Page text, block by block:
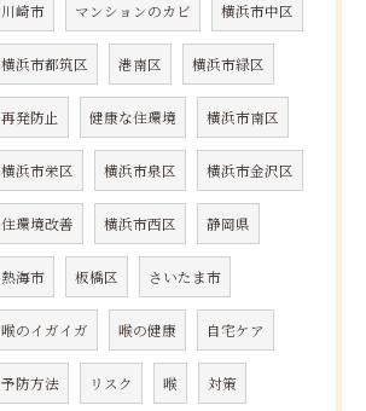
川崎市 マンションのカビ 横浜市中区
横浜市都筑区 港南区 横浜市緑区
再発防止 健康な住環境 横浜市南区
横浜市栄区 横浜市泉区 横浜市金沢区
住環境改善 横浜市西区 静岡県
熱海市 板橋区 さいたま市
喉のイガイガ 喉の健康 自宅ケア
予防方法 リスク 喉 対策